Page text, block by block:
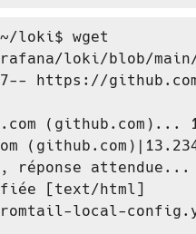
loki$ wget
loki/blob/
https://
(github.com)...
réponse attendue...
[text/html]
local-